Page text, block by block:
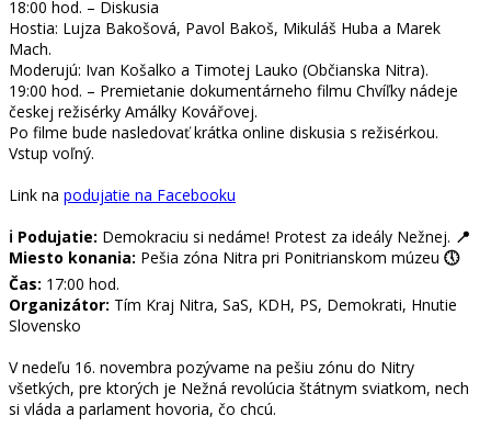
18:00 hod. – Diskusia
Hostia: Lujza Bakošová, Pavol Bakoš, Mikuláš Huba a Marek
Mach.
Moderujú: Ivan Košalko a Timotej Lauko (Občianska Nitra).
19:00 hod. – Premietanie dokumentárneho filmu Chvíľky nádeje
českej režisérky Amálky Kovářovej.
Po filme bude nasledovať krátka online diskusia s režisérkou.
Vstup voľný.
Link na podujatie na Facebooku
ℹ️ Podujatie: Demokraciu si nedáme! Protest za ideály Nežnej. 📍
Miesto konania: Pešia zóna Nitra pri Ponitrianskom múzeu 🕔
Čas: 17:00 hod.
Organizátor: Tím Kraj Nitra, SaS, KDH, PS, Demokrati, Hnutie
Slovensko
V nedeľu 16. novembra pozývame na pešiu zónu do Nitry
všetkých, pre ktorých je Nežná revolúcia štátnym sviatkom, nech
si vláda a parlament hovoria, čo chcú.